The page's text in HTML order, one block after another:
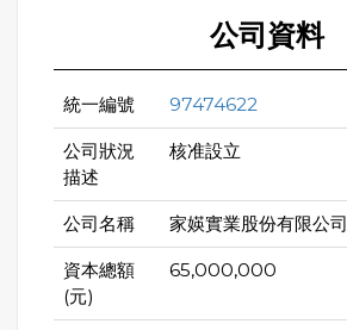
公司資料
統一編號 97474622
公司狀況
描述
核准設立
公司名稱 家媖實業股份有限公司
資本總額
(元)
65,000,000